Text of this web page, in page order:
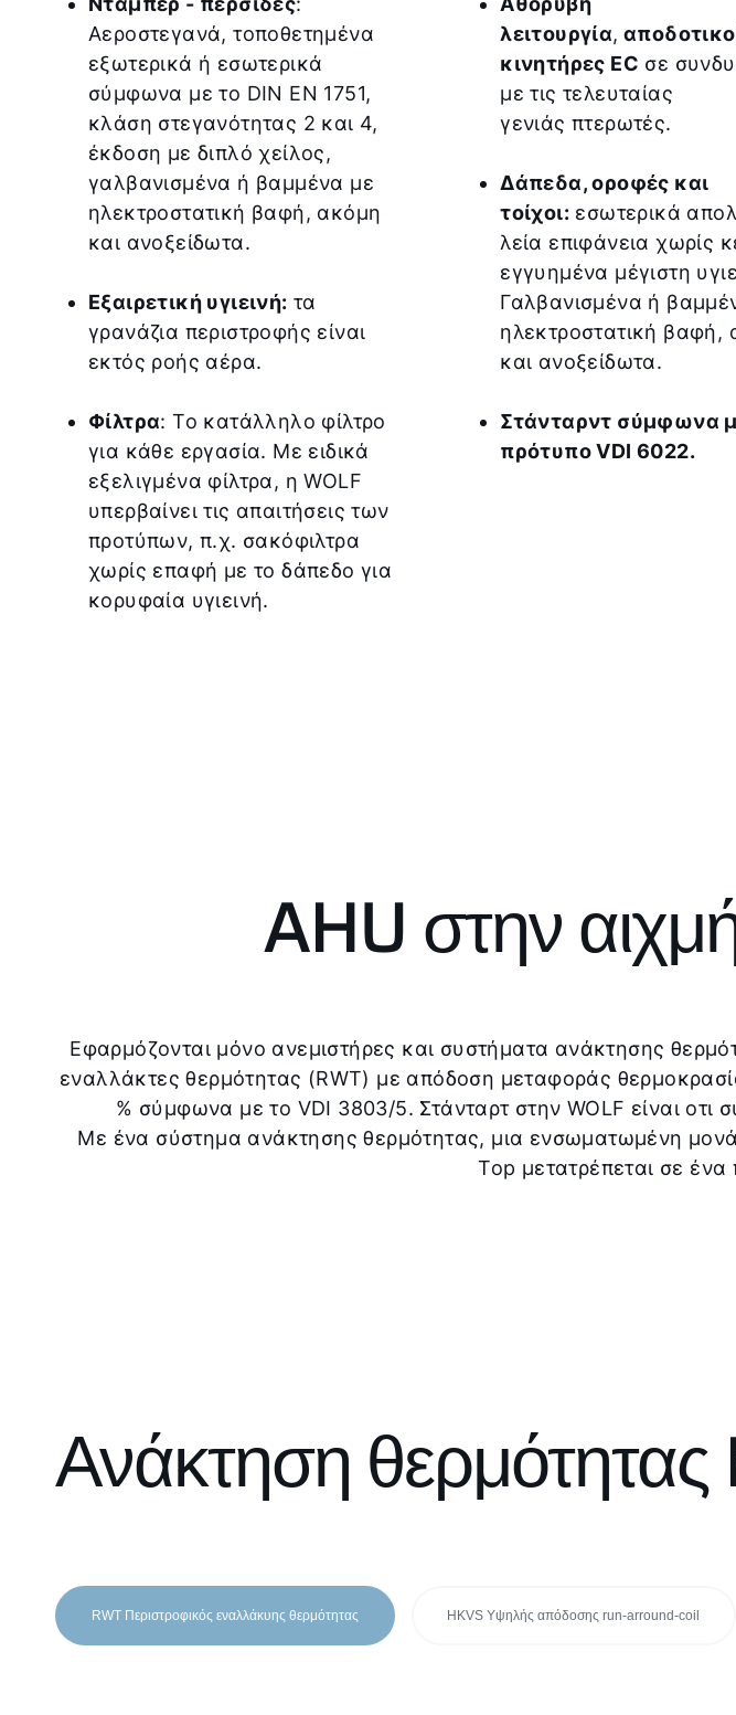
Αεροστεγανά, τοποθετημένα
εξωτερικά ή εσωτερικά
σύμφωνα με το DIN EN 1751,
κλάση στεγανότητας 2 και 4,
έκδοση με διπλό χείλος,
γαλβανισμένα ή βαμμένα με
ηλεκτροστατική βαφή, ακόμη
και ανοξείδωτα.
Εξαιρετική υγιεινή: τα
γρανάζια περιστροφής είναι
εκτός ροής αέρα.
Φίλτρα: Το κατάλληλο φίλτρο
για κάθε εργασία. Με ειδικά
εξελιγμένα φίλτρα, η WOLF
υπερβαίνει τις απαιτήσεις των
προτύπων, π.χ. σακόφιλτρα
χωρίς επαφή με το δάπεδο για
κορυφαία υγιεινή.
λειτουργία,
κινητήρες EC σε
με τις τελευταίας
γενιάς πτερωτές.
Δάπεδα, οροφές και
τοίχοι: εσωτερικά
λεία επιφάνεια χωρίς
εγγυημένα μέγιστη
Γαλβανισμένα ή
ηλεκτροστατική βαφή,
και ανοξείδωτα.
Στάνταρντ σύμφωνα
πρότυπο VDI 6022.
AHU στην
Εφαρμόζονται μόνο ανεμιστήρες και συστήματα ανάκτησης
εναλλάκτες θερμότητας (RWT) με απόδοση μεταφοράς
% σύμφωνα με το VDI 3803/5. Στάνταρτ στην WOLF είναι
Με ένα σύστημα ανάκτησης θερμότητας, μια ενσωματωμένη
Top μετατρέπεται σε
Ανάκτηση θερμότητας
RWT Περιστροφικός εναλλάκυης θερμότητας HKVS Υψηλής απόδοσης run-arround-coil